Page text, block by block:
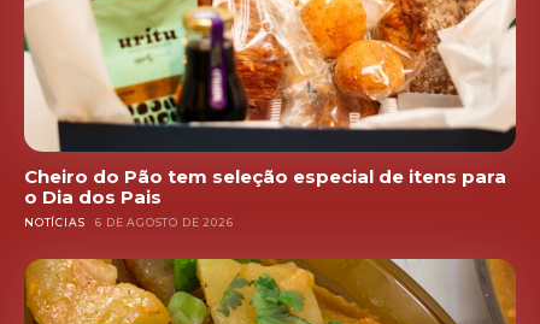
Cheiro do Pão tem seleção especial de itens para
o Dia dos Pais
NOTÍCIAS 6 DE AGOSTO DE 2026